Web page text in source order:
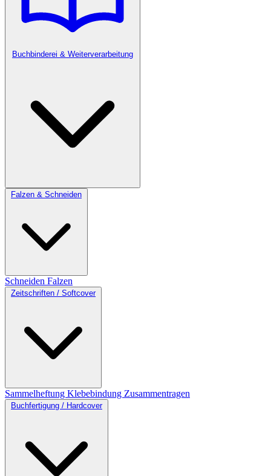
Buchbinderei & Weiterverarbeitung
Falzen & Schneiden
Schneiden Falzen
Zeitschriften / Softcover
Sammelheftung Klebebindung Zusammentragen
Buchfertigung / Hardcover